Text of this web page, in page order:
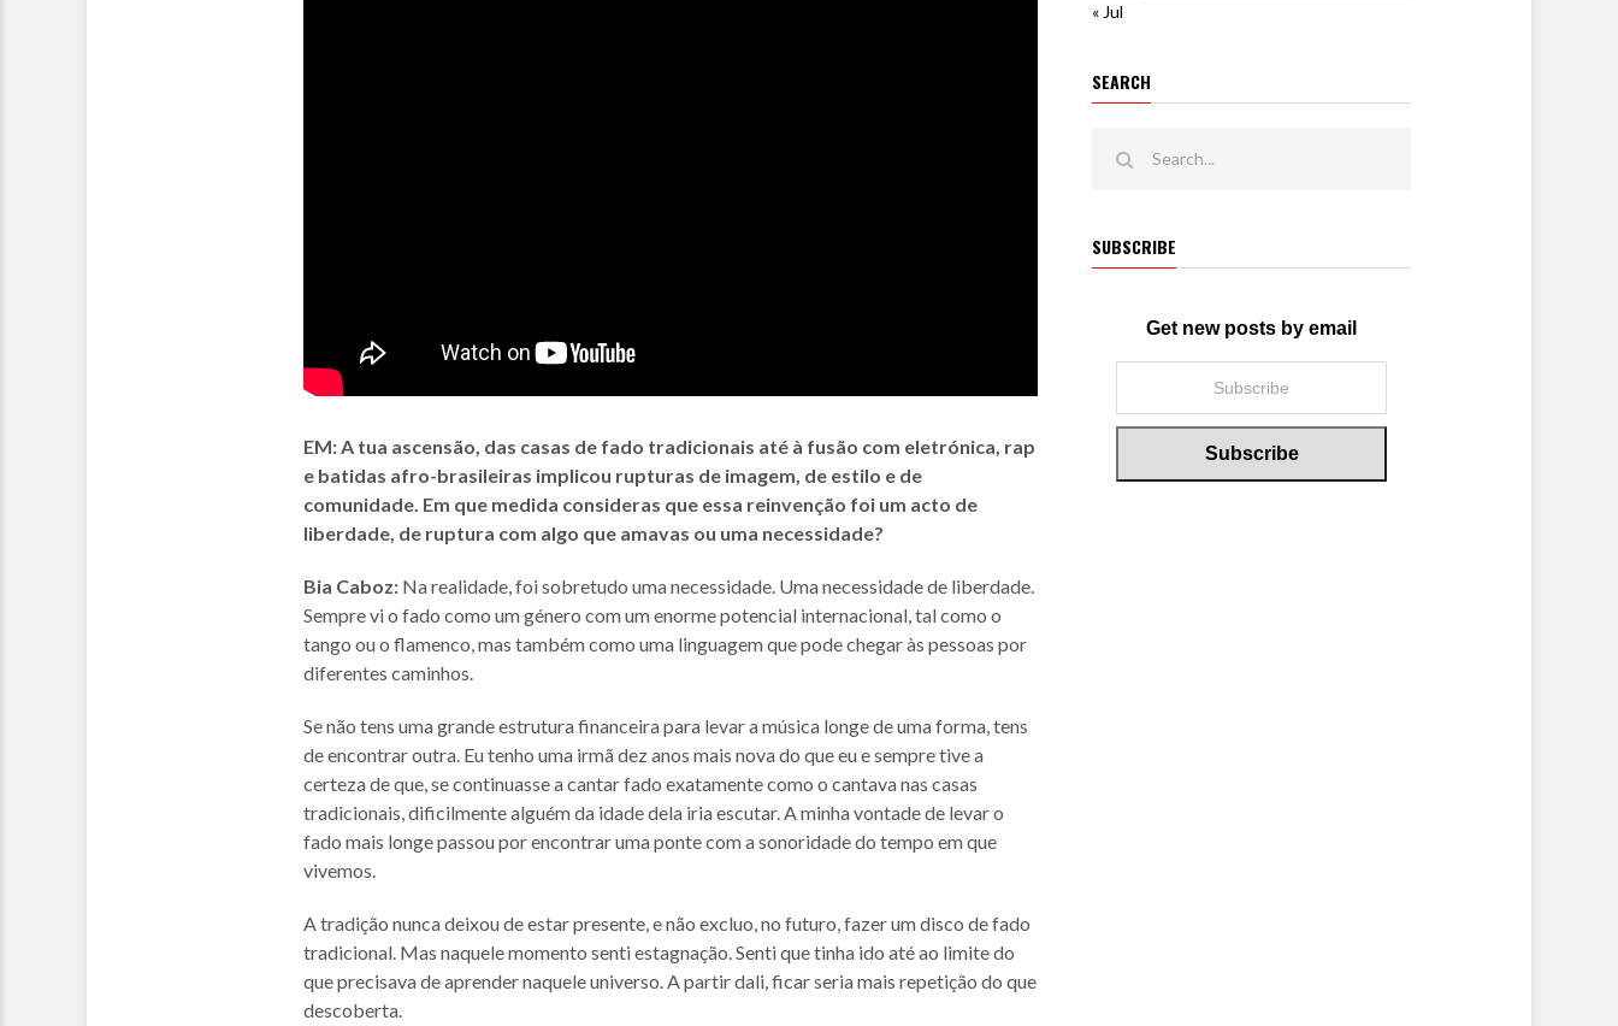
EM: A tua ascensão, das casas de fado tradicionais até à fusão com eletrónica, rap
e batidas afro-brasileiras implicou rupturas de imagem, de estilo e de
comunidade. Em que medida consideras que essa reinvenção foi um acto de
liberdade, de ruptura com algo que amavas ou uma necessidade?
Bia Caboz: Na realidade, foi sobretudo uma necessidade. Uma necessidade de liberdade.
Sempre vi o fado como um género com um enorme potencial internacional, tal como o
tango ou o flamenco, mas também como uma linguagem que pode chegar às pessoas por
diferentes caminhos.
Se não tens uma grande estrutura financeira para levar a música longe de uma forma, tens
de encontrar outra. Eu tenho uma irmã dez anos mais nova do que eu e sempre tive a
certeza de que, se continuasse a cantar fado exatamente como o cantava nas casas
tradicionais, dificilmente alguém da idade dela iria escutar. A minha vontade de levar o
fado mais longe passou por encontrar uma ponte com a sonoridade do tempo em que
vivemos.
A tradição nunca deixou de estar presente, e não excluo, no futuro, fazer um disco de fado
tradicional. Mas naquele momento senti estagnação. Senti que tinha ido até ao limite do
que precisava de aprender naquele universo. A partir dali, ficar seria mais repetição do que
descoberta.
« Jul
SEARCH
SUBSCRIBE
Get new posts by email